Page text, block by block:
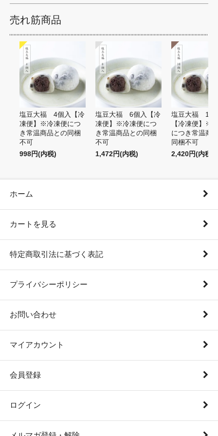
売れ筋商品
塩豆大福 4個入【冷
凍便】※冷凍便につ
き常温商品との同梱
不可
998円(内税)
塩豆大福 6個入【冷
凍便】※冷凍便につ
き常温商品との同梱
不可
1,472円(内税)
塩豆大福 10
【冷凍便】※
につき常温商
同梱不可
2,420円(内税)
ホーム
カートを見る
特定商取引法に基づく表記
プライバシーポリシー
お問い合わせ
マイアカウント
会員登録
ログイン